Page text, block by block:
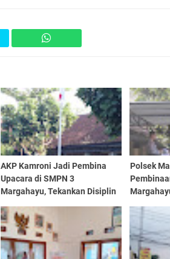
AKP Kamroni Jadi Pembina
Upacara di SMPN 3
Margahayu, Tekankan Disiplin
Pelajar
Polsek
Remaja